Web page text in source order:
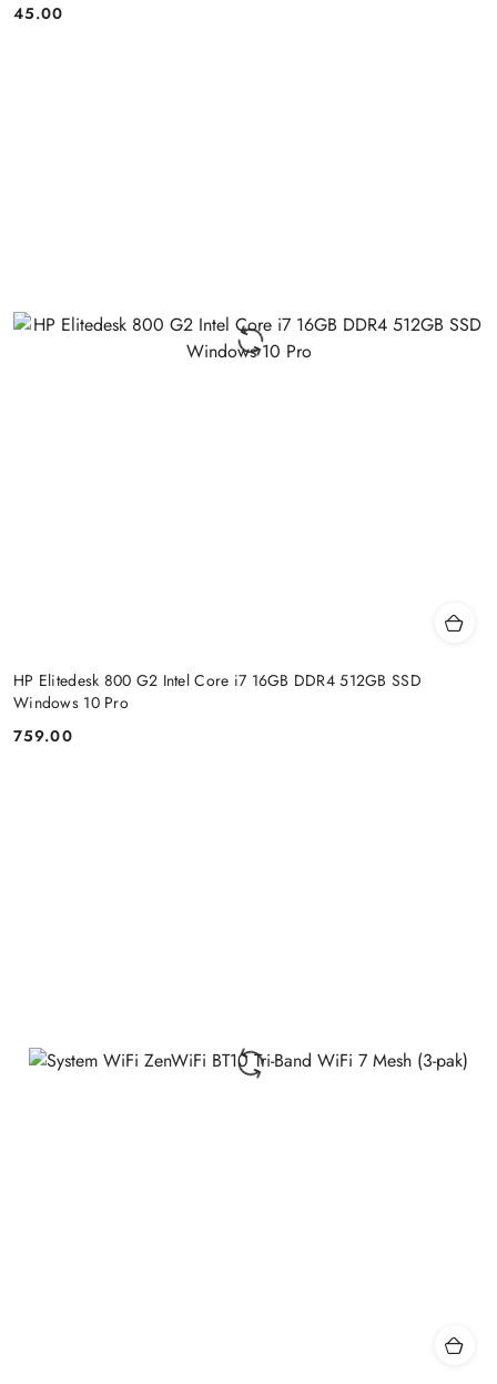
Price:
45.00
HP Elitedesk 800 G2 Intel Core i7 16GB DDR4 512GB SSD
Windows 10 Pro
Price:
759.00